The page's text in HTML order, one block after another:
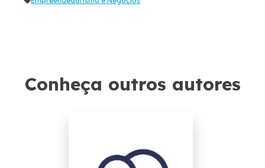
Conheça outros autores